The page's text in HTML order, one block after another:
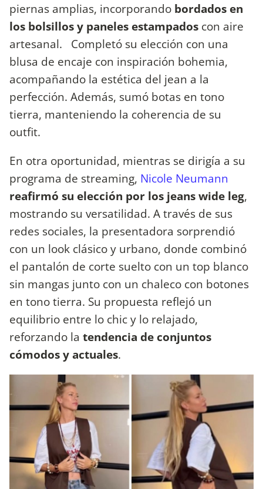
piernas amplias, incorporando bordados en
los bolsillos y paneles estampados con aire
artesanal. Completó su elección con una
blusa de encaje con inspiración bohemia,
acompañando la estética del jean a la
perfección. Además, sumó botas en tono
tierra, manteniendo la coherencia de su
outfit.
En otra oportunidad, mientras se dirigía a su
programa de streaming, Nicole Neumann
reafirmó su elección por los jeans wide leg,
mostrando su versatilidad. A través de sus
redes sociales, la presentadora sorprendió
con un look clásico y urbano, donde combinó
el pantalón de corte suelto con un top blanco
sin mangas junto con un chaleco con botones
en tono tierra. Su propuesta reflejó un
equilibrio entre lo chic y lo relajado,
reforzando la tendencia de conjuntos
cómodos y actuales.